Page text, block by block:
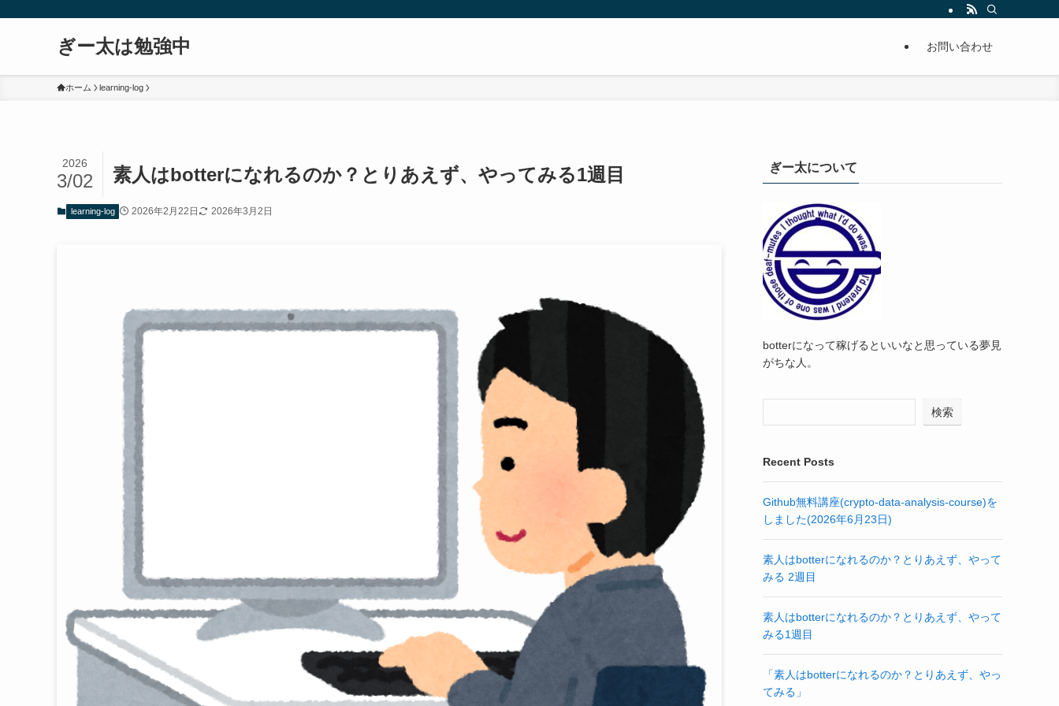
ぎー太は勉強中 お問い合わせ
ホーム learning-log
素人はbotterになれるのか？とりあえず、やってみる1週目
2026
3/02
learning-log 2026年2月22日 2026年3月2日
ぎー太について
botterになって稼げるといいなと思っている夢見
がちな人。
検索
Recent Posts
Github無料講座(crypto-data-analysis-course)を
しました(2026年6月23日)
素人はbotterになれるのか？とりあえず、やって
みる 2週目
素人はbotterになれるのか？とりあえず、やって
みる1週目
「素人はbotterになれるのか？とりあえず、やっ
てみる」